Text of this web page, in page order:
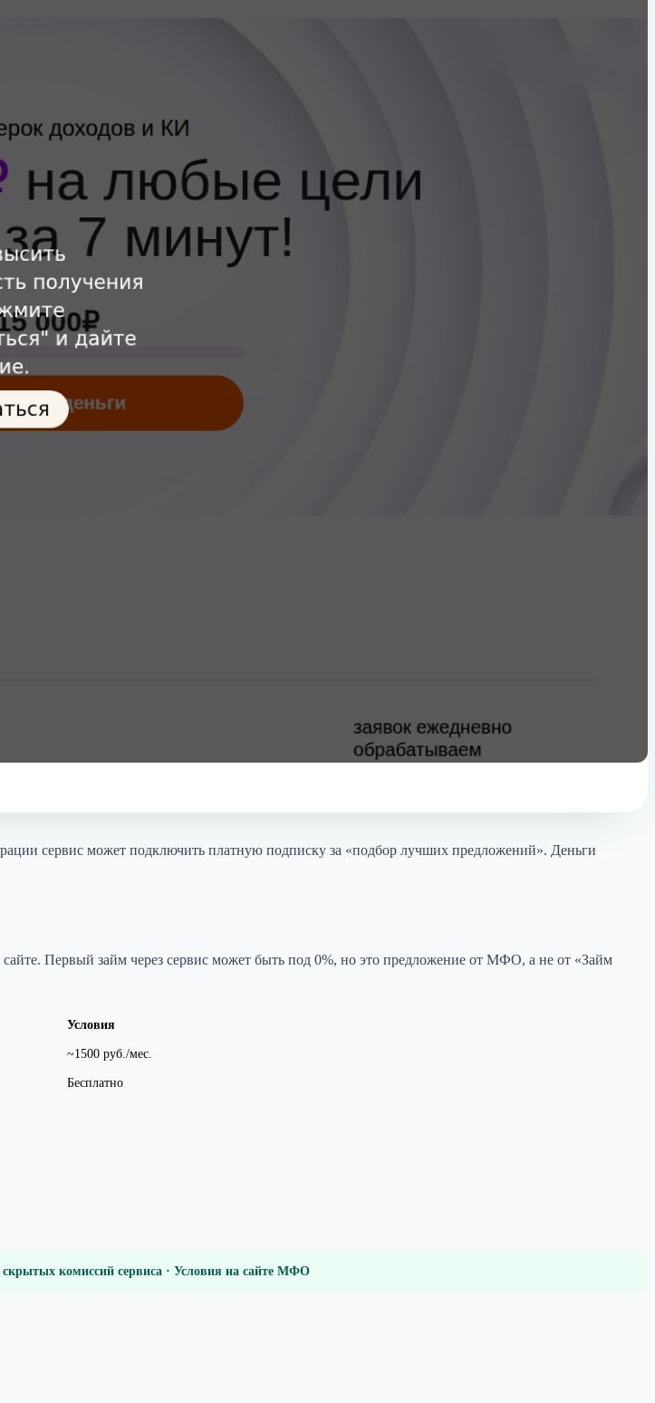
сервис может подключить платную подписку за «подбор лучших предложений». Деньги
Первый займ через сервис может быть под 0%, но это предложение от МФО, а не от «Займ
Условия
~1500 руб./мес.
Бесплатно
комиссий сервиса · Условия на сайте МФО